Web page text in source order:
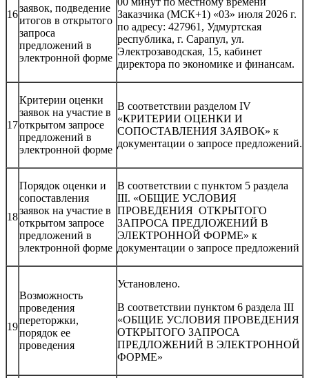
16
заявок, подведение
итогов в открытого
запроса
предложений в
электронной форме
Заказчика (МСК+1) «03» июля 2026 г.
по адресу: 427961, Удмуртская
республика, г. Сарапул, ул.
Электрозаводская, 15, кабинет
директора по экономике и финансам.
17
Критерии оценки
заявок на участие в
открытом запросе
предложений в
электронной форме
В соответствии разделом IV
«КРИТЕРИИ ОЦЕНКИ И
СОПОСТАВЛЕНИЯ ЗАЯВОК» к
документации о запросе предложений.
18
Порядок оценки и
сопоставления
заявок на участие в
открытом запросе
предложений в
электронной форме
В соответствии с пунктом 5 раздела
III. «ОБЩИЕ УСЛОВИЯ
ПРОВЕДЕНИЯ ОТКРЫТОГО
ЗАПРОСА ПРЕДЛОЖЕНИЙ В
ЭЛЕКТРОННОЙ ФОРМЕ» к
документации о запросе предложений
19
Возможность
проведения
переторжки,
порядок ее
проведения
Установлено.
В соответствии пунктом 6 раздела III
«ОБЩИЕ УСЛОВИЯ ПРОВЕДЕНИЯ
ОТКРЫТОГО ЗАПРОСА
ПРЕДЛОЖЕНИЙ В ЭЛЕКТРОННОЙ
ФОРМЕ»